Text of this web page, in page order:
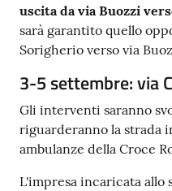
uscita da via Buozzi
sarà garantito quello
Sorigherio verso via
3-5 settembre: via
Gli interventi saranno
riguarderanno la strada
ambulanze della Croce
L'impresa incaricata allo